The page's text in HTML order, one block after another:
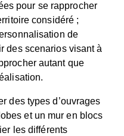
pour se rapprocher
considéré ;
de
des scenarios visant à
autant que
des types d’ouvrages
et un mur en blocs
les différents